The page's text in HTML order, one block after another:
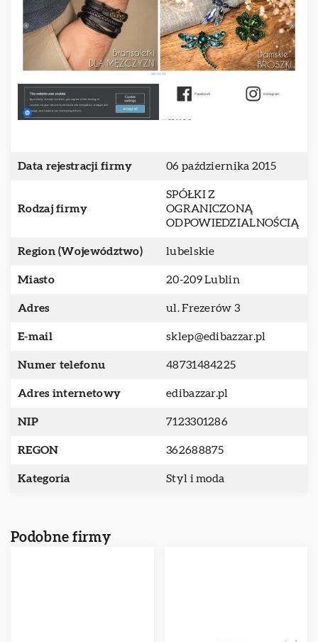
Data rejestracji firmy 06 października 2015
Rodzaj firmy
SPÓŁKI Z
OGRANICZONĄ
ODPOWIEDZIALNOŚCIĄ
Region (Województwo) lubelskie
Miasto 20-209 Lublin
Adres ul. Frezerów 3
E-mail sklep@edibazzar.pl
Numer telefonu 48731484225
Adres internetowy edibazzar.pl
NIP 7123301286
REGON 362688875
Kategoria Styl i moda
Podobne firmy